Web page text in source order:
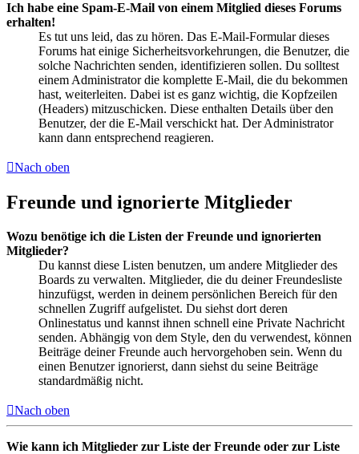
Ich habe eine Spam-E-Mail von einem Mitglied dieses Forums
erhalten!
Es tut uns leid, das zu hören. Das E-Mail-Formular dieses
Forums hat einige Sicherheitsvorkehrungen, die Benutzer, die
solche Nachrichten senden, identifizieren sollen. Du solltest
einem Administrator die komplette E-Mail, die du bekommen
hast, weiterleiten. Dabei ist es ganz wichtig, die Kopfzeilen
(Headers) mitzuschicken. Diese enthalten Details über den
Benutzer, der die E-Mail verschickt hat. Der Administrator
kann dann entsprechend reagieren.
Nach oben
Freunde und ignorierte Mitglieder
Wozu benötige ich die Listen der Freunde und ignorierten
Mitglieder?
Du kannst diese Listen benutzen, um andere Mitglieder des
Boards zu verwalten. Mitglieder, die du deiner Freundesliste
hinzufügst, werden in deinem persönlichen Bereich für den
schnellen Zugriff aufgelistet. Du siehst dort deren
Onlinestatus und kannst ihnen schnell eine Private Nachricht
senden. Abhängig von dem Style, den du verwendest, können
Beiträge deiner Freunde auch hervorgehoben sein. Wenn du
einen Benutzer ignorierst, dann siehst du seine Beiträge
standardmäßig nicht.
Nach oben
Wie kann ich Mitglieder zur Liste der Freunde oder zur Liste